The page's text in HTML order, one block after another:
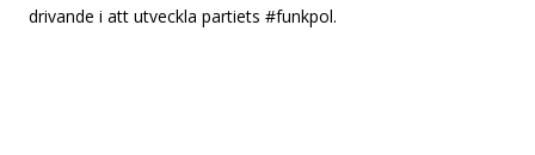
drivande i att utveckla partiets #funkpol.